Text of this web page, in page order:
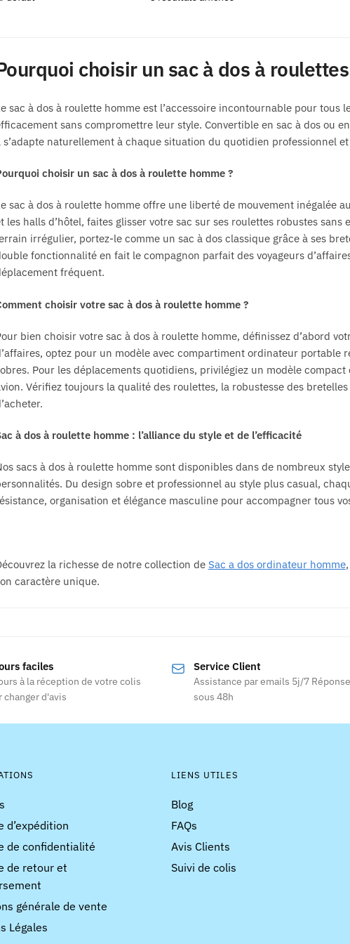
être
sur
la
page
produit
choisir un sac à dos à
sac à dos à roulette homme est l’accessoire incontournable pour tous
sans compromettre leur style. Convertible en sac à dos ou
s’adapte naturellement à chaque situation du quotidien professionnel
choisir un sac à dos à roulette homme ?
sac à dos à roulette homme offre une liberté de mouvement inégalée
les halls d’hôtel, faites glisser votre sac sur ses roulettes robustes
irrégulier, portez-le comme un sac à dos classique grâce à ses
fonctionnalité en fait le compagnon parfait des voyageurs
fréquent.
choisir votre sac à dos à roulette homme ?
bien choisir votre sac à dos à roulette homme, définissez d’abord
optez pour un modèle avec compartiment ordinateur portable
Pour les déplacements quotidiens, privilégiez un modèle
Vérifiez toujours la qualité des roulettes, la robustesse des
à dos à roulette homme : l’alliance du style et de l’efficacité
sacs à dos à roulette homme sont disponibles dans de nombreux
Du design sobre et professionnel au style plus casual,
organisation et élégance masculine pour accompagner tous
la richesse de notre collection de Sac a dos ordinateur homme
caractère unique.
faciles
à la réception de votre colis
changer d'avis
Service Client
Assistance par emails 5j/7 Réponse
sous 48h
d’expédition
de confidentialité
de retour et
générale de vente
Légales
LIENS UTILES
Blog
FAQs
Avis Clients
Suivi de colis